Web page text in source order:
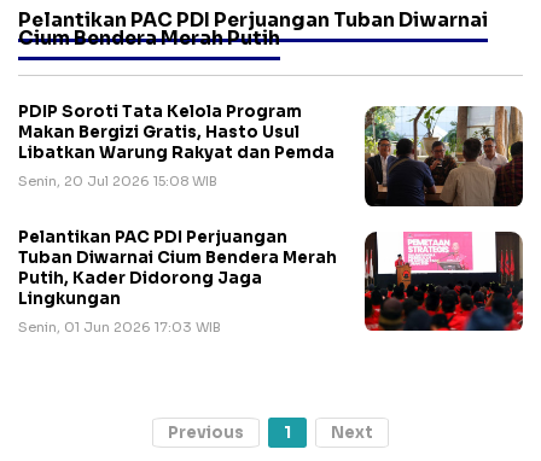
Pelantikan PAC PDI Perjuangan Tuban Diwarnai
Cium Bendera Merah Putih
PDIP Soroti Tata Kelola Program
Makan Bergizi Gratis, Hasto Usul
Libatkan Warung Rakyat dan Pemda
Senin, 20 Jul 2026 15:08 WIB
Pelantikan PAC PDI Perjuangan
Tuban Diwarnai Cium Bendera Merah
Putih, Kader Didorong Jaga
Lingkungan
Senin, 01 Jun 2026 17:03 WIB
Previous 1 Next